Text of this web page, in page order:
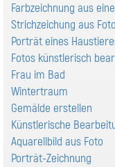
Farbzeichnung aus
Strichzeichung aus Foto
Porträt eines
Fotos künstlerisch
Frau im Bad
Wintertraum
Gemälde erstellen
Künstlerische
Aquarellbild aus Foto
Porträt-Zeichnung